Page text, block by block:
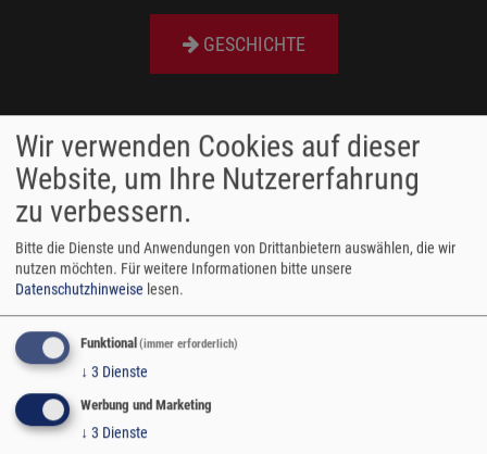
GESCHICHTE
+80 Mitarbeiter im
Wir verwenden Cookies auf dieser
Website, um Ihre Nutzererfahrung
zu verbessern.
Bitte die Dienste und Anwendungen von Drittanbietern auswählen, die wir
nutzen möchten. Für weitere Informationen bitte unsere
Datenschutzhinweise lesen.
Funktional(immer erforderlich)
↓ 3 Dienste
Werbung und Marketing
↓ 3 Dienste